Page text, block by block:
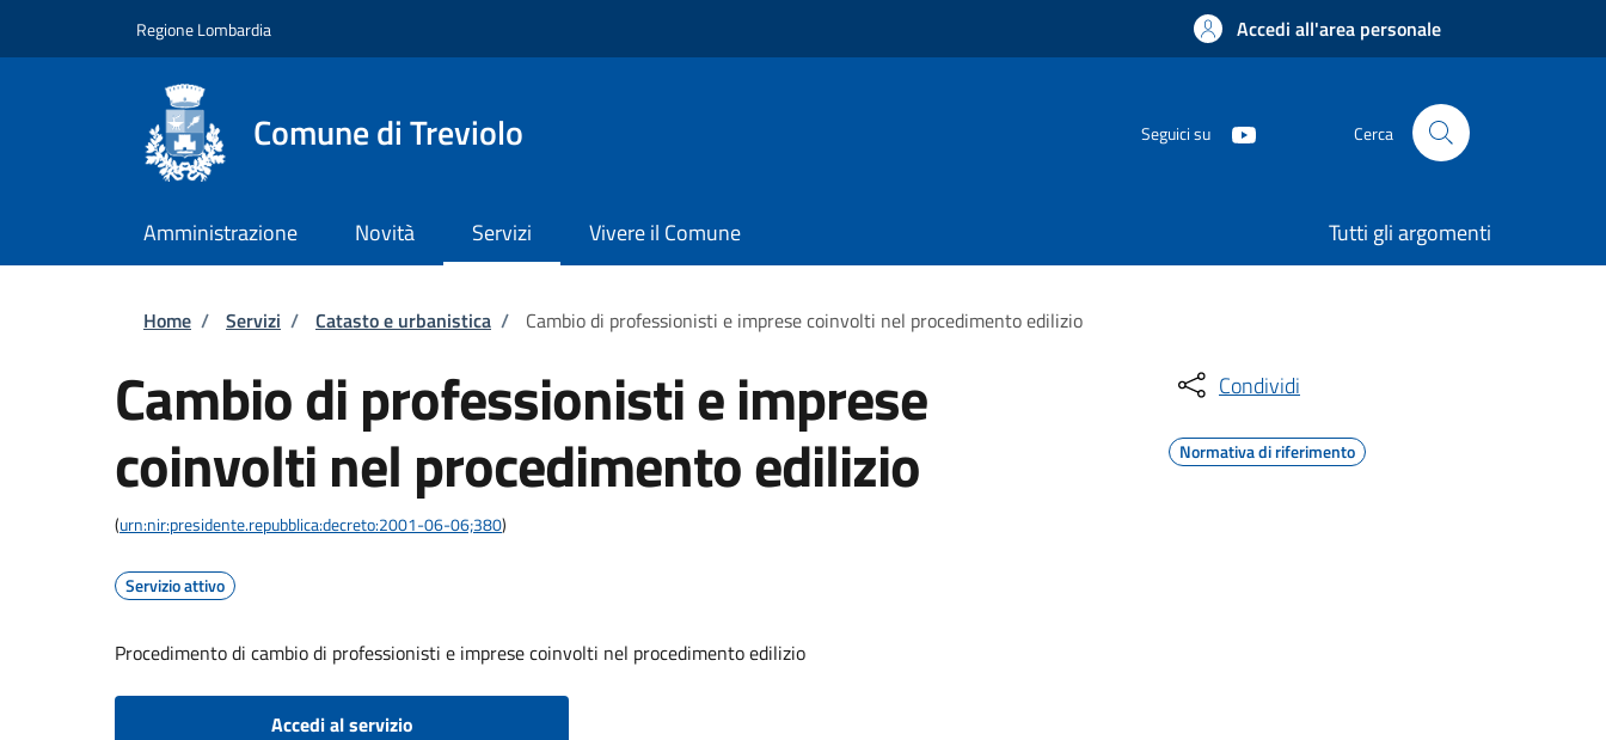
Regione Lombardia Accedi all'area personale
Comune di Treviolo Seguici su Cerca
Amministrazione Novità Servizi Vivere il Comune Tutti gli argomenti
Briciole di pane
Home / Servizi / Catasto e urbanistica / Cambio di professionisti e imprese coinvolti nel procedimento edilizio
Cambio di professionisti e imprese
coinvolti nel procedimento edilizio
(urn:nir:presidente.repubblica:decreto:2001-06-06;380)
Servizio attivo
Procedimento di cambio di professionisti e imprese coinvolti nel procedimento edilizio
Accedi al servizio
Condividi
Normativa di riferimento